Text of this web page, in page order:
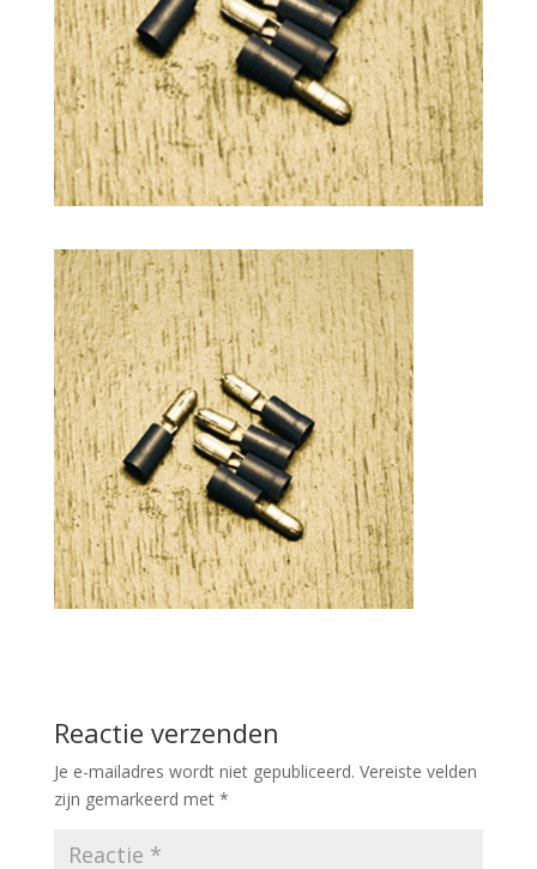
Reactie verzenden
Je e-mailadres wordt niet gepubliceerd. Vereiste velden
zijn gemarkeerd met *